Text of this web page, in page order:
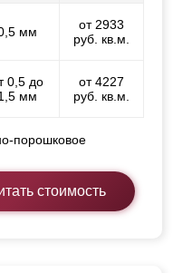
мм
от 2933
руб. кв.м.
0,5 до
мм
от 4227
руб. кв.м.
порошковое
стоимость